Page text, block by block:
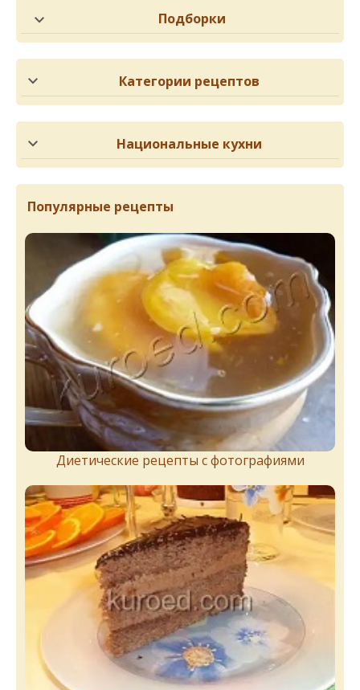
Подборки
Категории рецептов
Национальные кухни
Популярные рецепты
Диетические рецепты с фотографиями